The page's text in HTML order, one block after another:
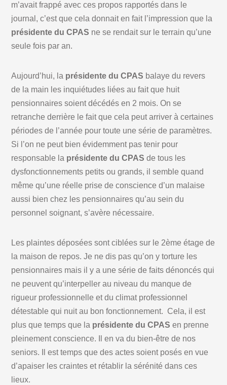
m’avait frappé avec ces propos rapportés dans le
journal, c’est que cela donnait en fait l’impression que la
présidente du CPAS ne se rendait sur le terrain qu’une
seule fois par an.
Aujourd’hui, la présidente du CPAS balaye du revers
de la main les inquiétudes liées au fait que huit
pensionnaires soient décédés en 2 mois. On se
retranche derrière le fait que cela peut arriver à certaines
périodes de l’année pour toute une série de paramètres.
Si l’on ne peut bien évidemment pas tenir pour
responsable la présidente du CPAS de tous les
dysfonctionnements petits ou grands, il semble quand
même qu’une réelle prise de conscience d’un malaise
aussi bien chez les pensionnaires qu’au sein du
personnel soignant, s’avère nécessaire.
Les plaintes déposées sont ciblées sur le 2ème étage de
la maison de repos. Je ne dis pas qu’on y torture les
pensionnaires mais il y a une série de faits dénoncés qui
ne peuvent qu’interpeller au niveau du manque de
rigueur professionnelle et du climat professionnel
détestable qui nuit au bon fonctionnement. Cela, il est
plus que temps que la présidente du CPAS en prenne
pleinement conscience. Il en va du bien-être de nos
seniors. Il est temps que des actes soient posés en vue
d’apaiser les craintes et rétablir la sérénité dans ces
lieux.